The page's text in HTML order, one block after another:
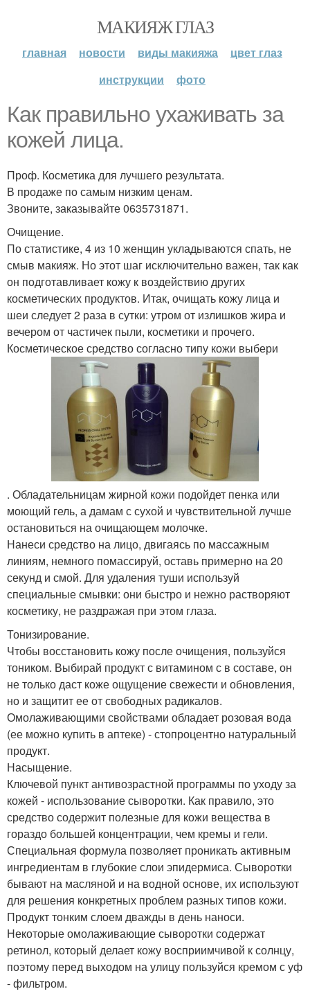
МАКИЯЖ ГЛАЗ
главная новости виды макияжа
цвет глаз
инструкции
фото
Как правильно ухаживать за
кожей лица.
Проф. Косметика для лучшего результата.
В продаже по самым низким ценам.
Звоните, заказывайте 0635731871.
Очищение.
По статистике, 4 из 10 женщин укладываются спать, не
смыв макияж. Но этот шаг исключительно важен, так как
он подготавливает кожу к воздействию других
косметических продуктов. Итак, очищать кожу лица и
шеи следует 2 раза в сутки: утром от излишков жира и
вечером от частичек пыли, косметики и прочего.
Косметическое средство согласно типу кожи выбери
. Обладательницам жирной кожи подойдет пенка или
моющий гель, а дамам с сухой и чувствительной лучше
остановиться на очищающем молочке.
Нанеси средство на лицо, двигаясь по массажным
линиям, немного помассируй, оставь примерно на 20
секунд и смой. Для удаления туши используй
специальные смывки: они быстро и нежно растворяют
косметику, не раздражая при этом глаза.
Тонизирование.
Чтобы восстановить кожу после очищения, пользуйся
тоником. Выбирай продукт с витамином с в составе, он
не только даст коже ощущение свежести и обновления,
но и защитит ее от свободных радикалов.
Омолаживающими свойствами обладает розовая вода
(ее можно купить в аптеке) - стопроцентно натуральный
продукт.
Насыщение.
Ключевой пункт антивозрастной программы по уходу за
кожей - использование сыворотки. Как правило, это
средство содержит полезные для кожи вещества в
гораздо большей концентрации, чем кремы и гели.
Специальная формула позволяет проникать активным
ингредиентам в глубокие слои эпидермиса. Сыворотки
бывают на масляной и на водной основе, их используют
для решения конкретных проблем разных типов кожи.
Продукт тонким слоем дважды в день наноси.
Некоторые омолаживающие сыворотки содержат
ретинол, который делает кожу восприимчивой к солнцу,
поэтому перед выходом на улицу пользуйся кремом с уф
- фильтром.